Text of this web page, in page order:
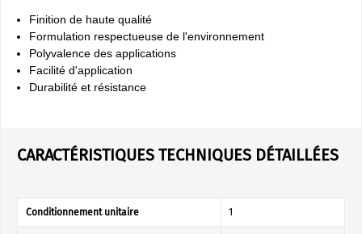
Finition de haute qualité
Formulation respectueuse de l'environnement
Polyvalence des applications
Facilité d'application
Durabilité et résistance
CARACTÉRISTIQUES TECHNIQUES DÉTAILLÉES
Conditionnement unitaire 1